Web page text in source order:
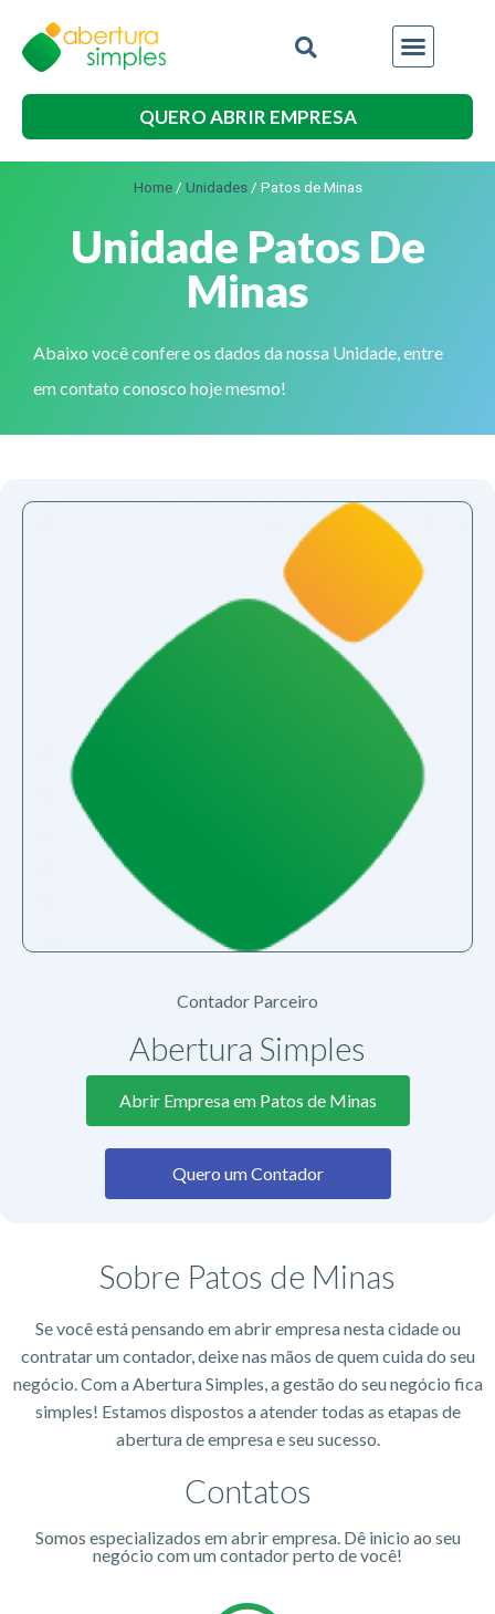
QUERO ABRIR EMPRESA
Home/ Unidades/ Patos de Minas
Unidade Patos De
Minas
Abaixo você confere os dados da nossa Unidade, entre
em contato conosco hoje mesmo!
Contador Parceiro
Abertura Simples
Abrir Empresa em Patos de Minas
Quero um Contador
Sobre Patos de Minas
Se você está pensando em abrir empresa nesta cidade ou
contratar um contador, deixe nas mãos de quem cuida do seu
negócio. Com a Abertura Simples, a gestão do seu negócio fica
simples! Estamos dispostos a atender todas as etapas de
abertura de empresa e seu sucesso.
Contatos
Somos especializados em abrir empresa. Dê inicio ao seu
negócio com um contador perto de você!